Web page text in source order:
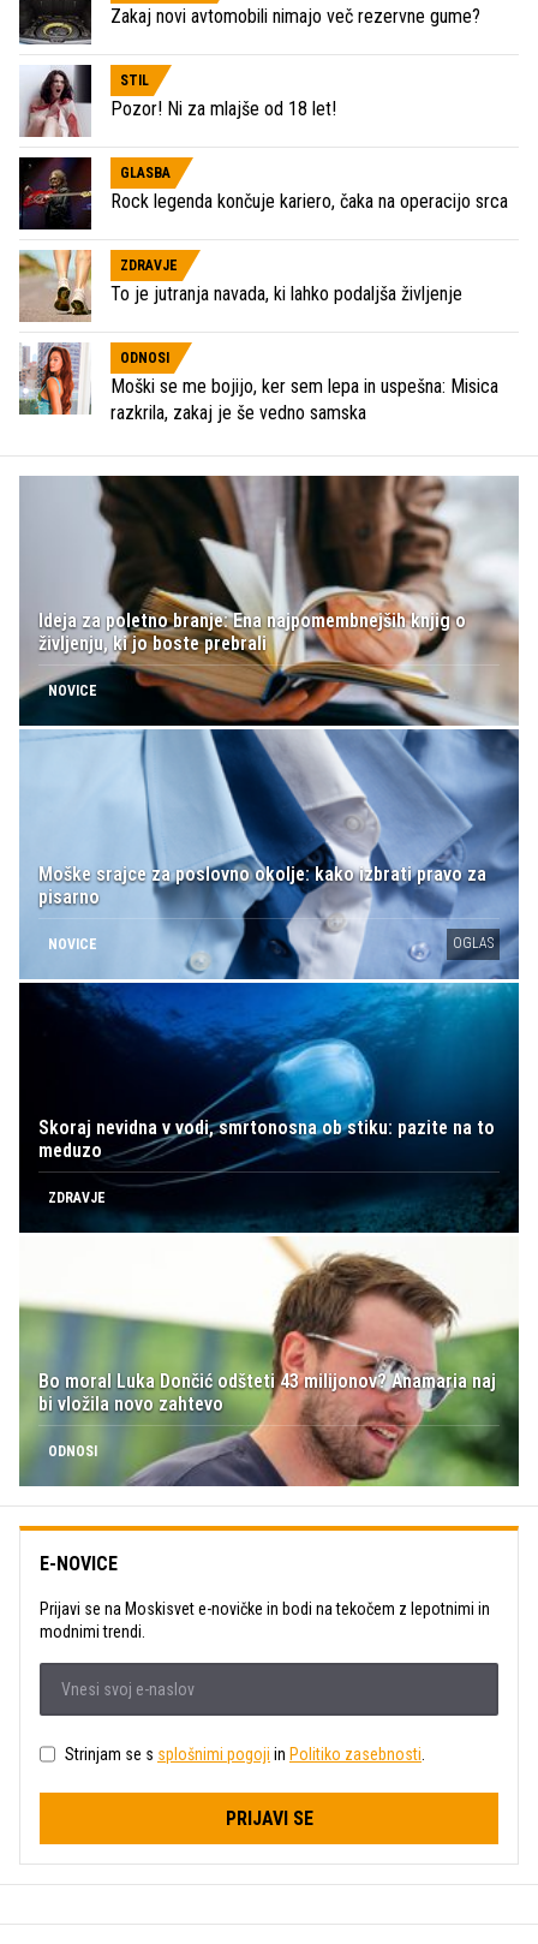
Zakaj novi avtomobili nimajo več rezervne gume?
STIL
Pozor! Ni za mlajše od 18 let!
GLASBA
Rock legenda končuje kariero, čaka na operacijo srca
ZDRAVJE
To je jutranja navada, ki lahko podaljša življenje
ODNOSI
Moški se me bojijo, ker sem lepa in uspešna: Misica
razkrila, zakaj je še vedno samska
Ideja za poletno branje: Ena najpomembnejših knjig o
življenju, ki jo boste prebrali
NOVICE
Moške srajce za poslovno okolje: kako izbrati pravo za
pisarno
NOVICE OGLAS
Skoraj nevidna v vodi, smrtonosna ob stiku: pazite na to
meduzo
ZDRAVJE
Bo moral Luka Dončić odšteti 43 milijonov? Anamaria naj
bi vložila novo zahtevo
ODNOSI
E-NOVICE
Prijavi se na Moskisvet e-novičke in bodi na tekočem z lepotnimi in
modnimi trendi.
Strinjam se s splošnimi pogoji in Politiko zasebnosti
PRIJAVI SE